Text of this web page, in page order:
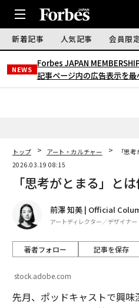
新着記事 人気記事 会員限
NEWS
Forbes JAPAN
記事ページ内の広告表示を
トップ アート・カルチャー
「思
2026.03.19 08:15
「思考がとまる」と
前澤 知美 | Official
アートディレクター／デザイナー
著者フォロー 記事を保存
stock.adobe.com
先月、ポッドキャストで興